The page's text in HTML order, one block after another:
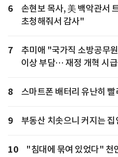
6
손현보 목사, 美 백악관서
초청해줘서 감사"
7
추미애 "국가직 소방공무
이상 부담… 재정 개혁 시
8 스마트폰 배터리 유난히
9 부동산 치솟으니 커지는 집
10 "침대에 묶여 있었다" 천